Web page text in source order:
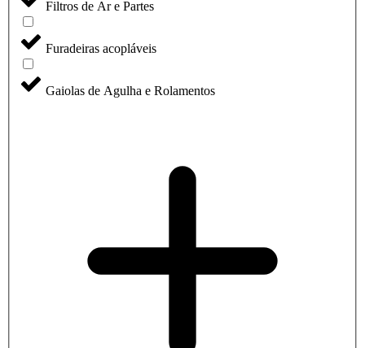
Filtros de Ar e Partes
Furadeiras acopláveis
Gaiolas de Agulha e Rolamentos